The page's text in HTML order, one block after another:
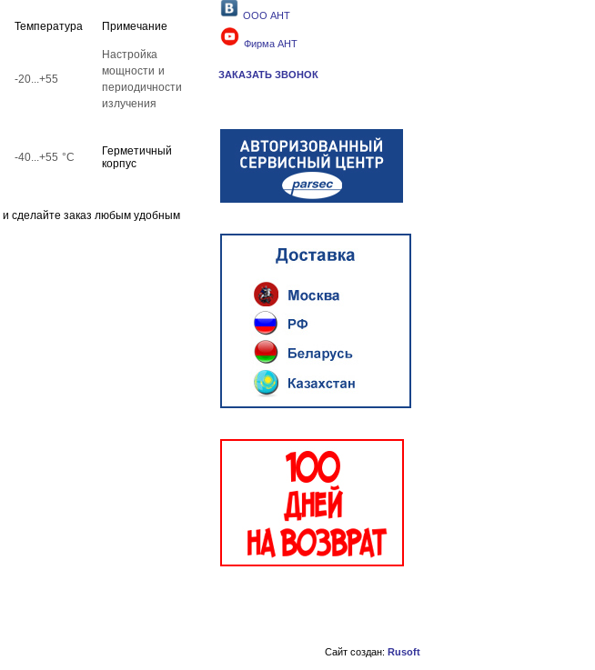
Температура Примечание
-20...+55
Настройка
мощности и
периодичности
излучения
-40...+55 °C
Герметичный
корпус
и сделайте заказ любым удобным
ООО АНТ
Фирма АНТ
ЗАКАЗАТЬ ЗВОНОК
Сайт создан: Rusoft